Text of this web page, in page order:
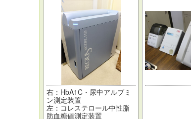
右：HbA1C・尿中アルブミ
ン測定装置
左：コレステロール中性脂
肪血糖値測定装置